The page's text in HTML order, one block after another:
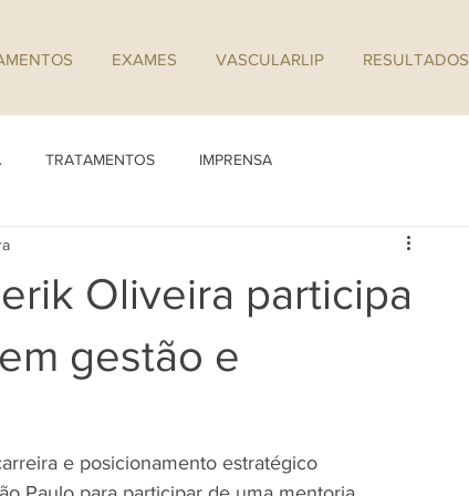
EXAMES VASCULARLIP RESULTADOS
TRATAMENTOS IMPRENSA
Oliveira participa
gestão e
e posicionamento estratégico